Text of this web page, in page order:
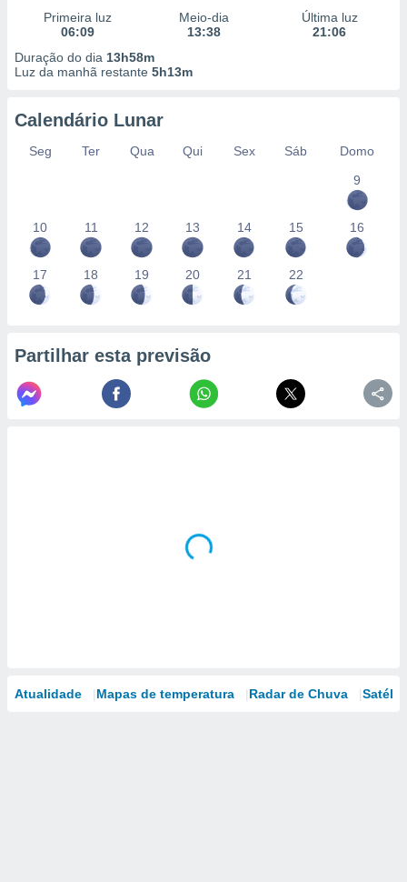
Primeira luz
06:09
Meio-dia
13:38
Última luz
21:06
Duração do dia 13h58m
Luz da manhã restante 5h13m
Calendário Lunar
Seg Ter Qua Qui Sex Sáb
Domo
9
10 11 12 13 14 15 16
17 18 19 20 21 22
Partilhar esta previsão
Atualidade Mapas de temperatura Radar de Chuva